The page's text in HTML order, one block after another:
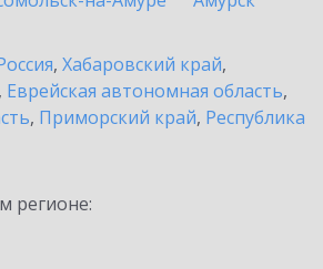
, Хабаровский край,
, Еврейская автономная область,
, Приморский край, Республика
регионе: